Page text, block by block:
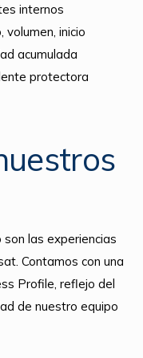
internos
volumen, inicio
acumulada
protectora
las experiencias
Contamos con una
Profile, reflejo del
de nuestro equipo